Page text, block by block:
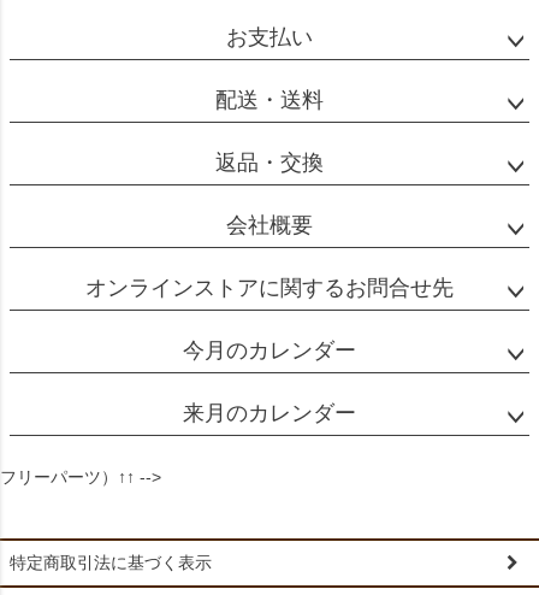
お支払い
配送・送料
返品・交換
会社概要
オンラインストアに関するお問合せ先
今月のカレンダー
来月のカレンダー
フリーパーツ）↑↑ -->
特定商取引法に基づく表示